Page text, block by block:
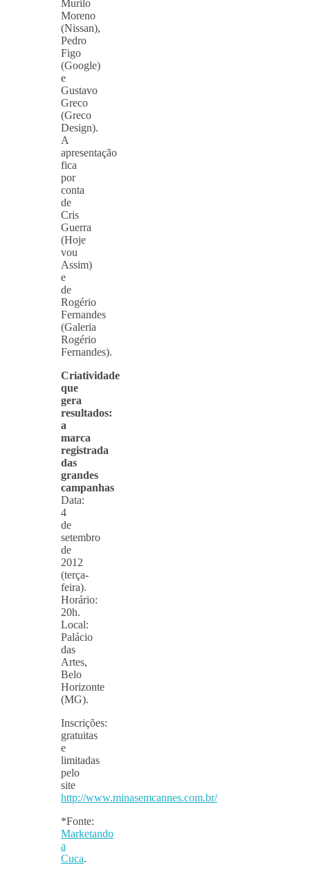
Murilo
Moreno
(Nissan),
Pedro
Figo
(Google)
e
Gustavo
Greco
(Greco
Design).
A
apresentação
fica
por
conta
de
Cris
Guerra
(Hoje
vou
Assim)
e
de
Rogério
Fernandes
(Galeria
Rogério
Fernandes).
Criatividade
que
gera
resultados:
a
marca
registrada
das
grandes
campanhas
Data:
4
de
setembro
de
2012
(terça-
feira).
Horário:
20h.
Local:
Palácio
das
Artes,
Belo
Horizonte
(MG).
Inscrições:
gratuitas
e
limitadas
pelo
site
http://www.minasemcannes.com.br/
*Fonte:
Marketando
a
Cuca.